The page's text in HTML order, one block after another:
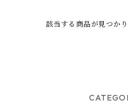
該当する商品が見つか